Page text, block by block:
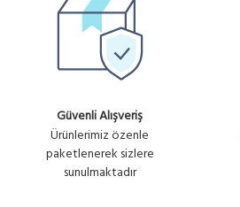
xSFP+ 10Gbit 3Metre ( Direct
Attach Cable )
SL-COB20P
S-LINK RJ-45 YENI NESIL DELIKLI
-
Güvenli Alışveriş
Ürünlerimiz özenle
paketlenerek sizlere
sunulmaktadır